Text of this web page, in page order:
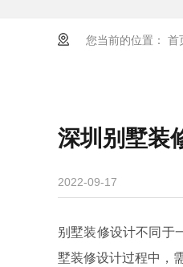
您当前的位置： 首
深圳别墅装
2022-09-17
别墅装修设计不同于
墅装修设计过程中，